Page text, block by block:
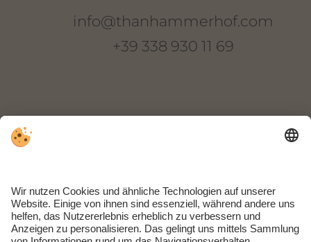
info@thanhammerhof.com
+39 338 930 11 69
I-39018 Terlan
Südtirol | Italien